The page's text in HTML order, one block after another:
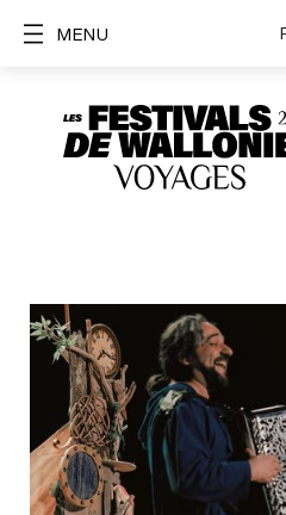
MENU